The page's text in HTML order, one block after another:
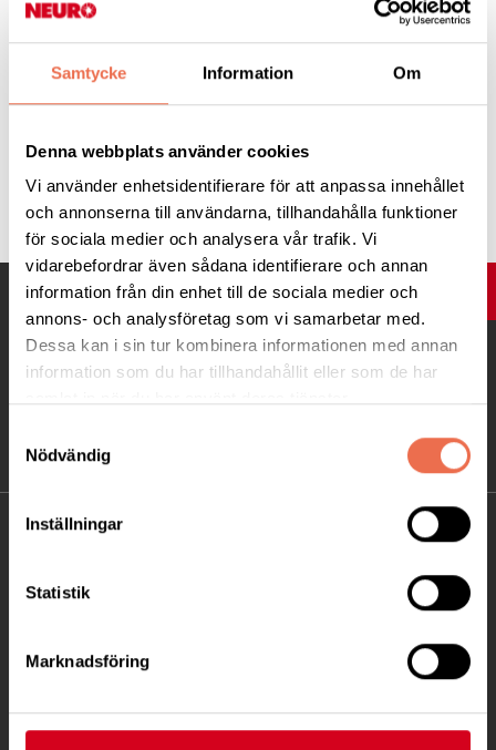
Samtycke Information Om
Denna webbplats använder cookies
Vi använder enhetsidentifierare för att anpassa innehållet
och annonserna till användarna, tillhandahålla funktioner
för sociala medier och analysera vår trafik. Vi
vidarebefordrar även sådana identifierare och annan
information från din enhet till de sociala medier och
annons- och analysföretag som vi samarbetar med.
Dessa kan i sin tur kombinera informationen med annan
information som du har tillhandahållit eller som de har
Nödvändig
Inställningar
Statistik
Marknadsföring
Zoom för att kunna delta
Läs mer om hur föreningarna ställer om istället för att ställa in
Tipsa
KONTAKT
Besöksadress:
Box 4086